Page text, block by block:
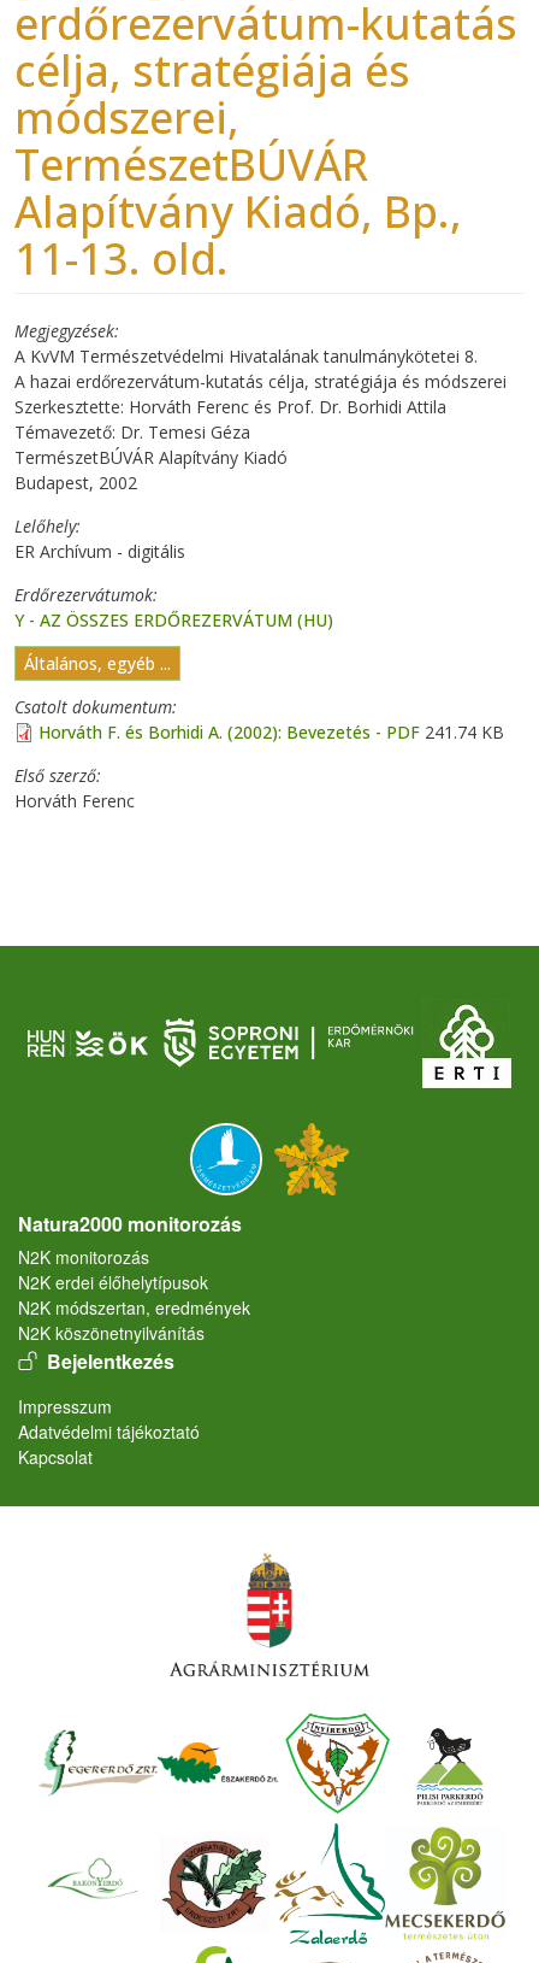
erdőrezervátum-kutatás
célja, stratégiája és
módszerei,
TermészetBÚVÁR
Alapítvány Kiadó, Bp.,
11-13. old.
Megjegyzések
A KvVM Természetvédelmi Hivatalának tanulmánykötetei 8.
A hazai erdőrezervátum-kutatás célja, stratégiája és módszerei
Szerkesztette: Horváth Ferenc és Prof. Dr. Borhidi Attila
Témavezető: Dr. Temesi Géza
TermészetBÚVÁR Alapítvány Kiadó
Budapest, 2002
Lelőhely
ER Archívum - digitális
Erdőrezervátumok
Y - AZ ÖSSZES ERDŐREZERVÁTUM (HU)
Általános, egyéb ...
Csatolt dokumentum
Horváth F. és Borhidi A. (2002): Bevezetés - PDF 241.74 KB
Első szerző
Horváth Ferenc
Natura2000 monitorozás
N2K monitorozás
N2K erdei élőhelytípusok
N2K módszertan, eredmények
N2K köszönetnyilvánítás
User account menu
Bejelentkezés
Lábléc
Impresszum
Adatvédelmi tájékoztató
Kapcsolat